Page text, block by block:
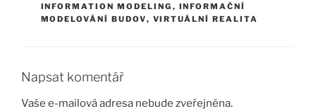
INFORMATION MODELING , INFORMAČNÍ
MODELOVÁNÍ BUDOV, VIRTUÁLNÍ REALITA
Napsat komentář
Vaše e-mailová adresa nebude zveřejněna.